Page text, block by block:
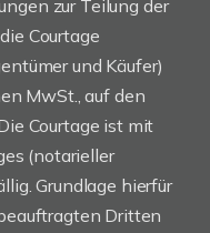
zur Teilung der
Courtage
und Käufer)
MwSt., auf den
Courtage ist mit
(notarieller
Grundlage hierfür
Dritten